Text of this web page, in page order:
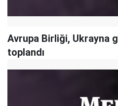
Avrupa Birliği, Ukrayna
toplandı